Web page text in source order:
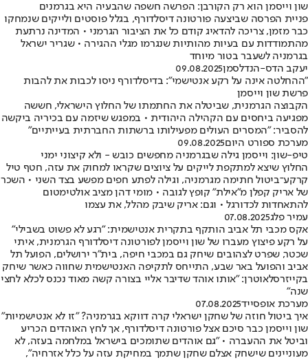
שון וייסמן הוא רק הקורבן: הפרשה חשפה שהבעיה היא בגרמנים
פניית הפרסה שביצעה פורטונה דיסלדורף, בגלל פוסטים ולייקים שנמחקו
כבר מזמן, צריכה להדאיג קודם כל את הציבור הגרמני • המדינה נרתעת
מהתמודדות עם בעיות מהותיות שנגרמו מגלי ההגירה • שגריר ישראל
בגרמניה לשעבר בטור מיוחד
יעקב הדס-הנדלסמן09.08.2025
"ההחלטה אינה על רקע אנטישמי": בדיסלדורף ניסו לכבות את להבות
פרשת שון וייסמן
הקבוצה הגרמנית, שביטלה את החתמתו של החלוץ הישראלי, חששה
מפגיעה ביחסים עם הקהילה היהודית • במפגש שיזמה עם בכיריה ביקשה
להסביר: "המסרים העולים מפעילותו ברשתות החברתית בעייתיים"
מערכת ספורט היום09.08.2025
טיפ-שון: וייסמן גילה שבגרמניה מחפשים כובש - ולא קיצוני ימני
החלוץ שיצא למתקפת לייקים על ציוצים שקראו למחוק את עזה, חטף טיל
קרקע־ביטול חתימה מגרמניה, וגילה לפתע חפים מפשע בצד השני • השכר
של אריק קפלן מ"אילת" קופץ לגובה • מומי דהן מציב אולטימטום
להתאחדות לכדורגל • וגם: אריק שיבק מהלל, את עצמו
עמיר פלג07.08.2025
אקס מכבי תל אביב הותקף בתקרית אנטישמית: "רגע לא פשוט בשבילי"
על רקע פיצוץ מעברו של שון וייסמן לפורטונה דיסלדורף הגרמנית, איתי
שכטר, שפרט לצהובים שיחק גם במכבי חיפה, בית״ר ירושלים, הפועל תל
אביב והפועל באר שבע, התייחס לתקיפה האנטישמית שחווה כאשר שיחק
בקייזרסלאוטרן: ״אותו אוהד שדיבר אליי בצורה קשה מאוד נכנס לכלא לחצי
שנה״
מערכת אופסייד07.08.2025
איך ביטול חוזה של שחקן ישראלי קרה דווקא בגרמניה? "זו לא אנטישמיות"
שון וייסמן כבר סיכם אצל פורטונה דיסלדורף, אך לחץ האוהדים הכריע
וביטל את ההעברה • "גם אוהדים שתומכים בישראל במלחמה בעזה, לא
מעוניינים שישחק אצלם שחקן שתמך במחיקת עזה על כלל אזרחיה",